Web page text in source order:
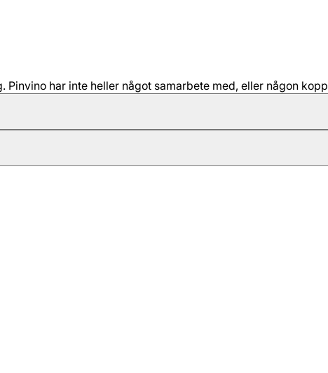
har inte heller något samarbete med, eller någon